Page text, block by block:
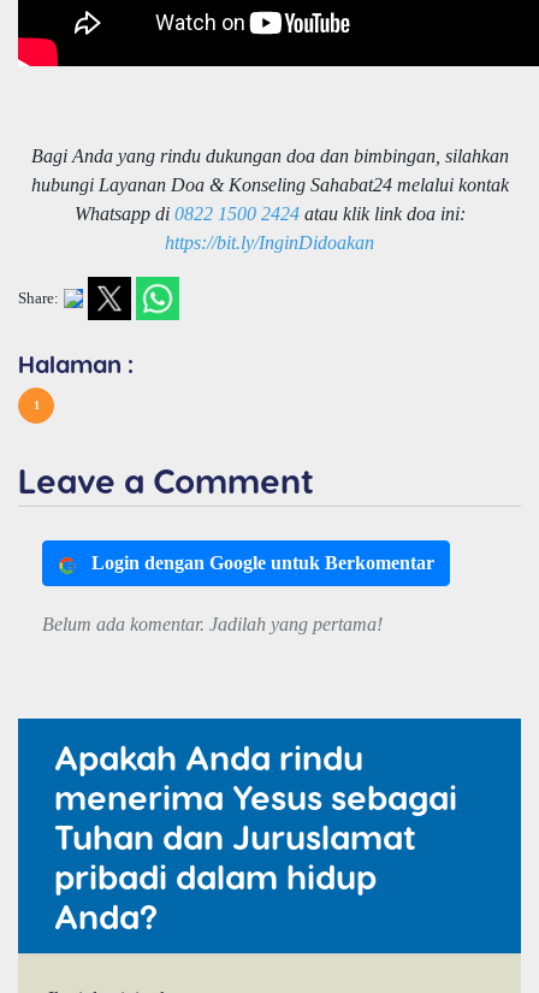
Bagi Anda yang rindu dukungan doa dan bimbingan, silahkan
hubungi Layanan Doa & Konseling Sahabat24 melalui kontak
Whatsapp di0822 1500 2424 atau klik link doa ini:
https://bit.ly/InginDidoakan
Share:
Halaman :
1
Leave a Comment
Login dengan Google untuk Berkomentar
Belum ada komentar. Jadilah yang pertama!
Apakah Anda rindu
menerima Yesus sebagai
Tuhan dan Juruslamat
pribadi dalam hidup
Anda?